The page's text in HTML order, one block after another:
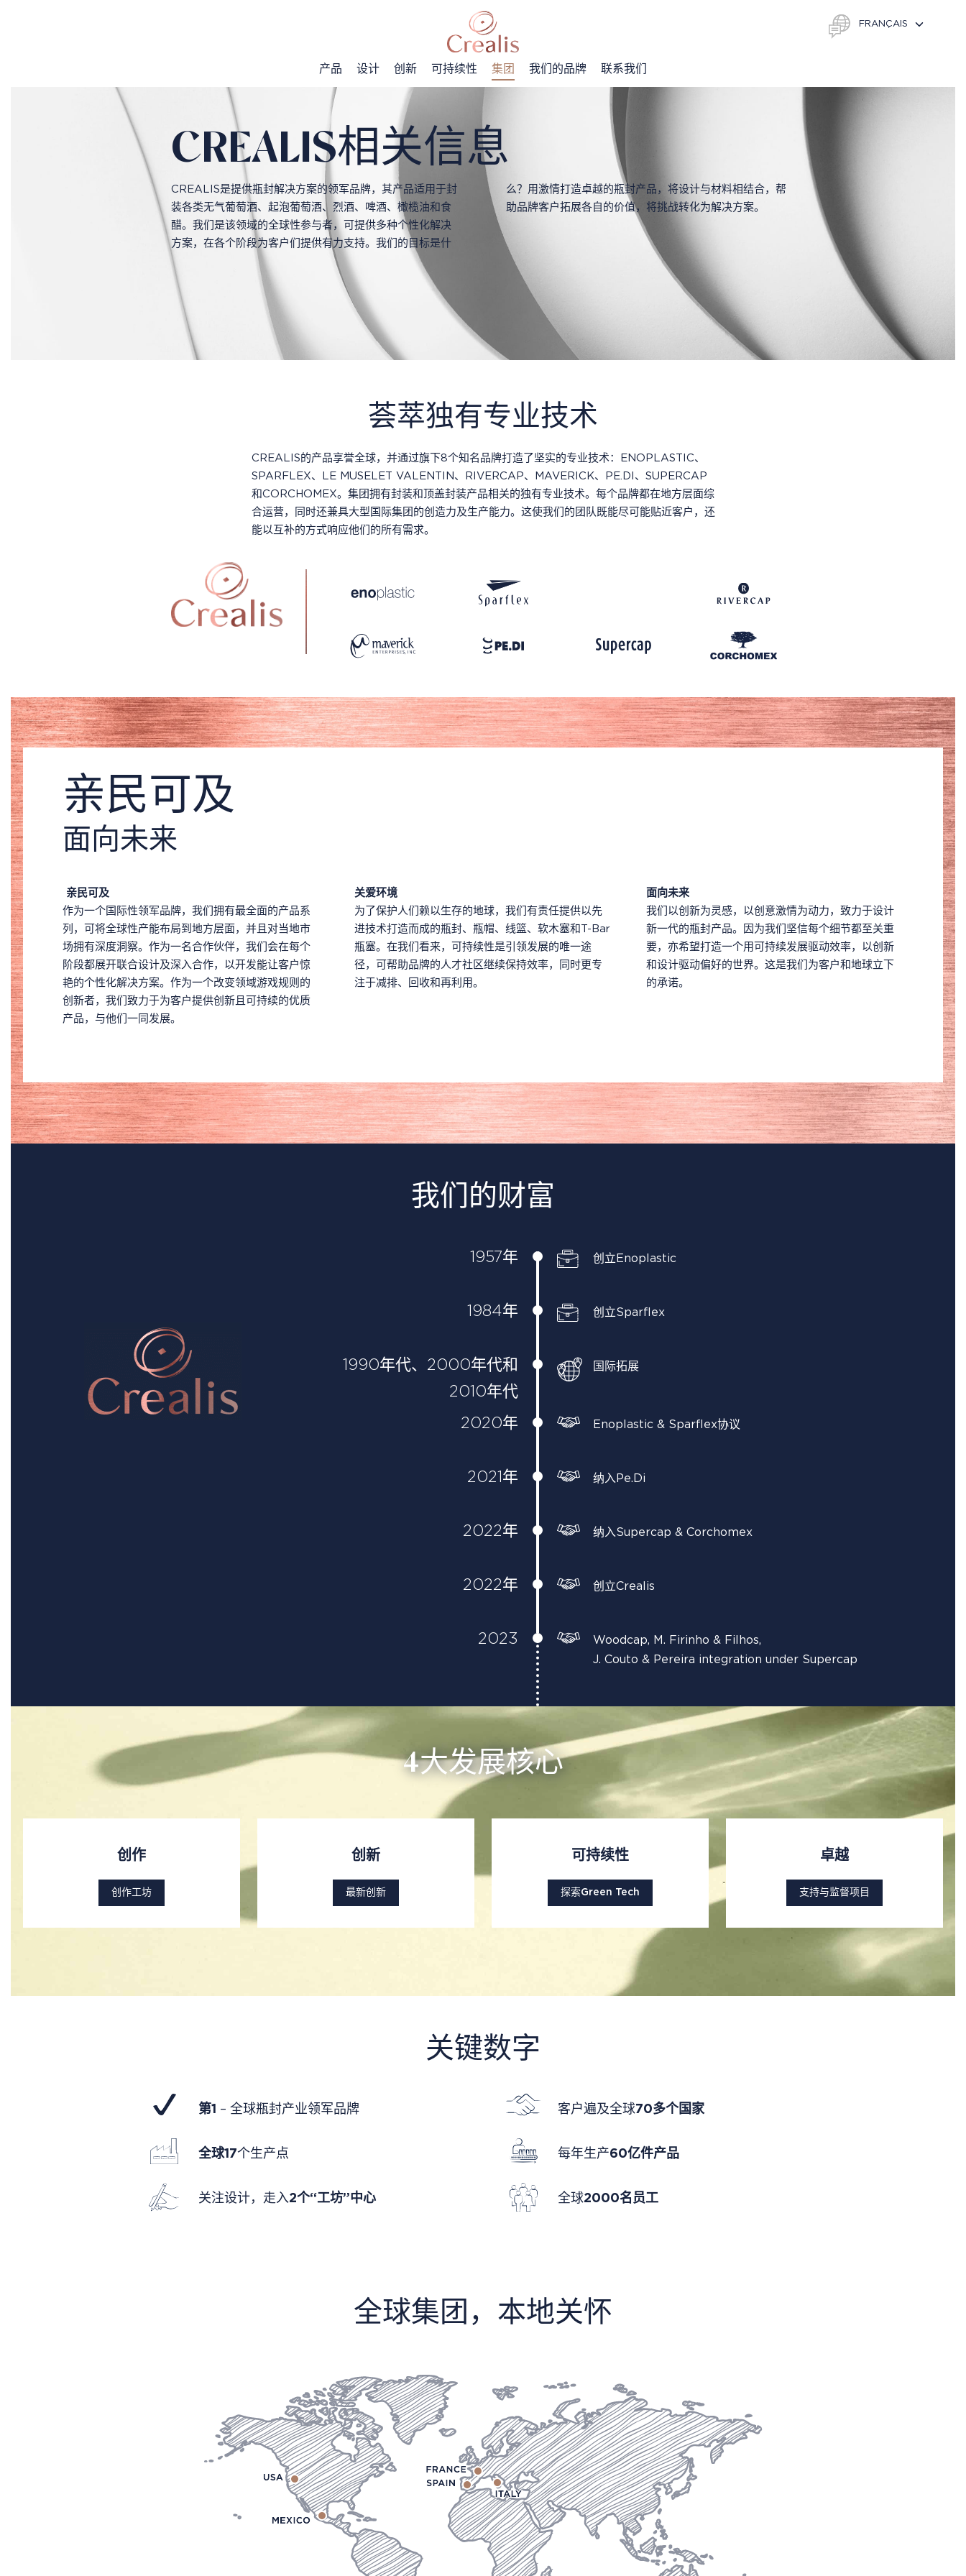
产品 设计 创新 可持续性 集团 我们的品牌 联系我们
CREALIS相关信息
CREALIS是提供瓶封解决方案的领军品牌，其产品适用于封
装各类无气葡萄酒、起泡葡萄酒、烈酒、啤酒、橄榄油和食
醋。我们是该领域的全球性参与者，可提供多种个性化解决
方案，在各个阶段为客户们提供有力支持。我们的目标是什
么？用激情打造卓越的瓶封产品，将设计与材料相结合，帮
助品牌客户拓展各自的价值，将挑战转化为解决方案。
荟萃独有专业技术
CREALIS的产品享誉全球，并通过旗下8个知名品牌打造了坚实的专业技术：ENOPLASTIC、
SPARFLEX、LE MUSELET VALENTIN、RIVERCAP、MAVERICK、PE.DI、SUPERCAP
和CORCHOMEX。集团拥有封装和顶盖封装产品相关的独有专业技术。每个品牌都在地方层面综
合运营，同时还兼具大型国际集团的创造力及生产能力。这使我们的团队既能尽可能贴近客户，还
能以互补的方式响应他们的所有需求。
亲民可及
面向未来
亲民可及
作为一个国际性领军品牌，我们拥有最全面的产品系
列，可将全球性产能布局到地方层面，并且对当地市
场拥有深度洞察。作为一名合作伙伴，我们会在每个
阶段都展开联合设计及深入合作，以开发能让客户惊
艳的个性化解决方案。作为一个改变领域游戏规则的
创新者，我们致力于为客户提供创新且可持续的优质
产品，与他们一同发展。
关爱环境
为了保护人们赖以生存的地球，我们有责任提供以先
进技术打造而成的瓶封、瓶帽、线篮、软木塞和T-Bar
瓶塞。在我们看来，可持续性是引领发展的唯一途
径，可帮助品牌的人才社区继续保持效率，同时更专
注于减排、回收和再利用。
面向未来
我们以创新为灵感，以创意激情为动力，致力于设计
新一代的瓶封产品。因为我们坚信每个细节都至关重
要，亦希望打造一个用可持续发展驱动效率，以创新
和设计驱动偏好的世界。这是我们为客户和地球立下
的承诺。
我们的财富
1957年 创立Enoplastic
1984年 创立Sparflex
1990年代、2000年代和
2010年代
国际拓展
2020年 Enoplastic & Sparflex协议
2021年 纳入Pe.Di
2022年 纳入Supercap & Corchomex
2022年 创立Crealis
2023
Woodcap, M. Firinho & Filhos,
J. Couto & Pereira​ integration under Supercap
4大发展核心
创作
创作工坊
创新
最新创新
可持续性
探索Green Tech
卓越
支持与监督项目
关键数字
第1 – 全球瓶封产业领军品牌 客户遍及全球70多个国家
全球17个生产点 每年生产60亿件产品
关注设计，走入2个“工坊”中心 全球2000名员工
全球集团，本地关怀